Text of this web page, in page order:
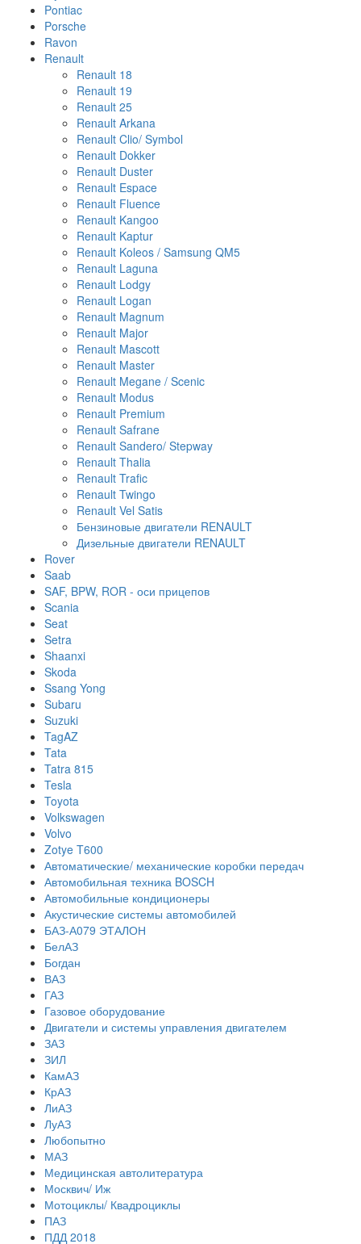
Pontiac
Porsche
Ravon
Renault
Renault 18
Renault 19
Renault 25
Renault Arkana
Renault Clio/ Symbol
Renault Dokker
Renault Duster
Renault Espace
Renault Fluence
Renault Kangoo
Renault Kaptur
Renault Koleos / Samsung QM5
Renault Laguna
Renault Lodgy
Renault Logan
Renault Magnum
Renault Major
Renault Mascott
Renault Master
Renault Megane / Scenic
Renault Modus
Renault Premium
Renault Safrane
Renault Sandero/ Stepway
Renault Thalia
Renault Trafic
Renault Twingo
Renault Vel Satis
Бензиновые двигатели RENAULT
Дизельные двигатели RENAULT
Rover
Saab
SAF, BPW, ROR - оси прицепов
Scania
Seat
Setra
Shaanxi
Skoda
Ssang Yong
Subaru
Suzuki
TagAZ
Tata
Tatra 815
Tesla
Toyota
Volkswagen
Volvo
Zotye T600
Автоматические/ механические коробки передач
Автомобильная техника BOSCH
Автомобильные кондиционеры
Акустические системы автомобилей
БАЗ-А079 ЭТАЛОН
БелАЗ
Богдан
ВАЗ
ГАЗ
Газовое оборудование
Двигатели и системы управления двигателем
ЗАЗ
ЗИЛ
КамАЗ
КрАЗ
ЛиАЗ
ЛуАЗ
Любопытно
МАЗ
Медицинская автолитература
Москвич/ Иж
Мотоциклы/ Квадроциклы
ПАЗ
ПДД 2018